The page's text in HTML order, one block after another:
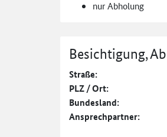
nur Abholung
Besichtigung,
Straße:
PLZ / Ort:
Bundesland:
Ansprechpartner: